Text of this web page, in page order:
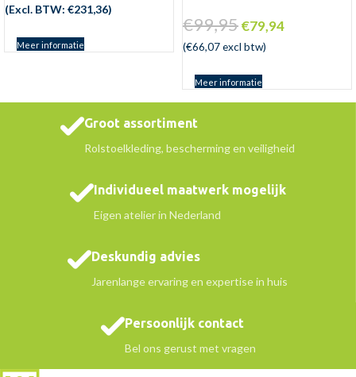
(Excl. BTW: €231,36)
Meer informatie
€99,95€79,94
(€66,07excl btw)
Meer informatie
Groot assortiment
Rolstoelkleding, bescherming en veiligheid
Individueel maatwerk mogelijk
Eigen atelier in Nederland
Deskundig advies
Jarenlange ervaring en expertise in huis
Persoonlijk contact
Bel ons gerust met vragen